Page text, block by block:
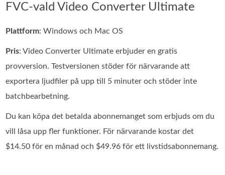
FVC-vald Video Converter Ultimate
Plattform: Windows och Mac OS
Pris: Video Converter Ultimate erbjuder en gratis
provversion. Testversionen stöder för närvarande att
exportera ljudfiler på upp till 5 minuter och stöder inte
batchbearbetning.
Du kan köpa det betalda abonnemanget som erbjuds om du
vill låsa upp fler funktioner. För närvarande kostar det
$14.50 för en månad och $49.96 för ett livstidsabonnemang.